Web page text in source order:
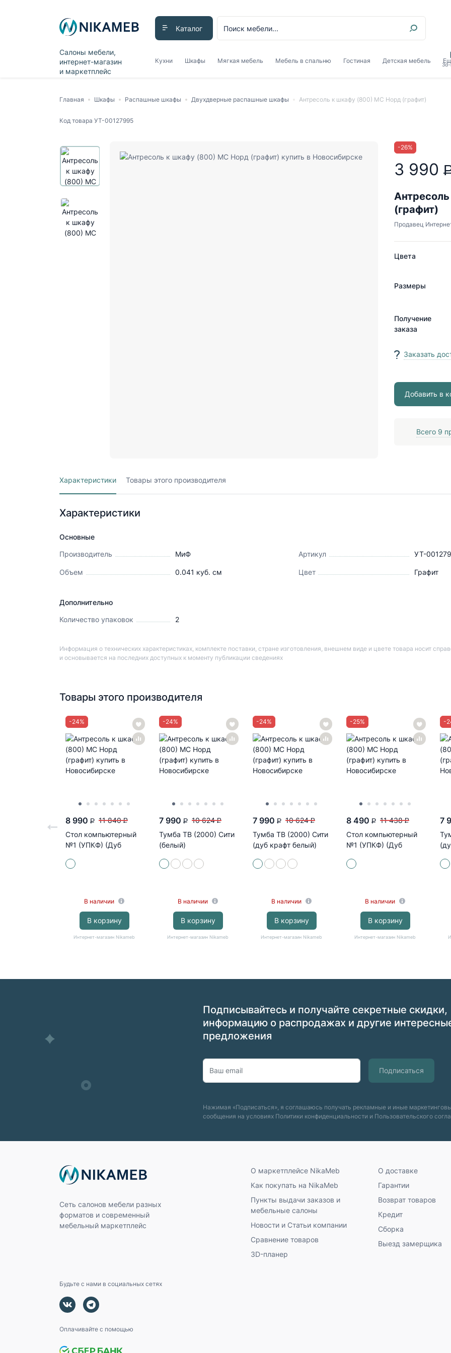
Каталог
Салоны мебели,
интернет-магазин
и маркетплейс
Кухни Шкафы Мягкая мебель Мебель в спальню Гостиная Детская мебель
Главная Шкафы Распашные шкафы Двухдверные распашные шкафы Антресоль к шкафу (800) МС Норд (графит)
Код товара УТ-00127995
-26%
3 990
(графит)
Продавец
Цвета
Размеры
Получение
заказа
Заказать
Добавить в
Всего 9
Характеристики Товары этого производителя
Характеристики
Основные
Производитель
МиФ
Объем 0.041 куб. см
Артикул УТ-
Цвет Графит
Дополнительно
Количество упаковок
2
Информация о технических характеристиках, комплекте поставки, стране изготовления, внешнем виде и цвете товара носит
и основывается на последних доступных к моменту публикации сведениях
Товары этого производителя
-24%
8 990 P 11 840 P
Стол компьютерный
№1 (УПКФ) (Дуб
В наличии
В корзину
Интернет-магазин Nikameb
-24%
7 990 P 10 624 P
Тумба ТВ (2000) Сити
(белый)
В наличии
В корзину
Интернет-магазин Nikameb
-24%
7 990 P 10 624 P
Тумба ТВ (2000) Сити
(дуб крафт белый)
В наличии
В корзину
Интернет-магазин Nikameb
-25%
8 490 P 11 438 P
Стол компьютерный
№1 (УПКФ) (Дуб
В наличии
В корзину
Интернет-магазин Nikameb
-
7
Подписывайтесь и получайте секретные скидки,
информацию о распродажах и другие
предложения
Нажимая «Подписаться», я соглашаюсь получать рекламные и иные
сообщения на условиях Политики конфиденциальности и Пользовательского
Сеть салонов мебели разных
форматов и современный
мебельный маркетплейс
О маркетплейсе NikaMeb
Как покупать на NikaMeb
Пункты выдачи заказов и
мебельные салоны
Новости и Статьи компании
Сравнение товаров
3D-планер
О доставке
Гарантии
Возврат товаров
Кредит
Сборка
Выезд замерщика
Будьте с нами в социальных сетях
Оплачивайте с помощью